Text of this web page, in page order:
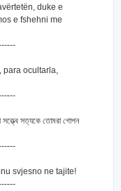
duke e
e fshehni me
para ocultarla,
সত্ত্বে সত্যকে তোমরা গোপন
svjesno ne tajite!